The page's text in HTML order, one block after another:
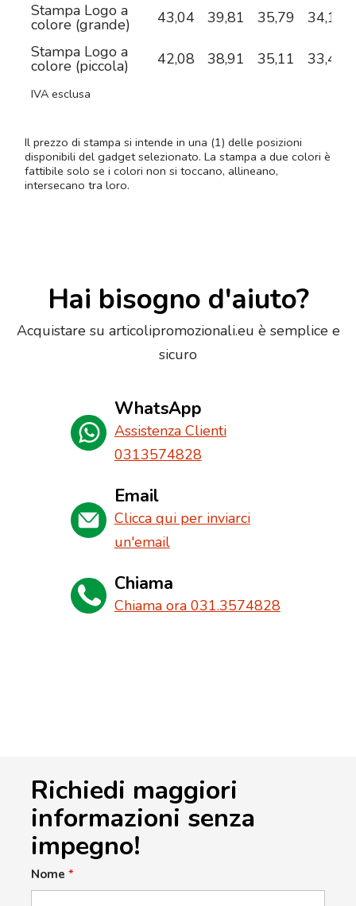
Stampa Logo a
colore (grande) 43,04 39,81 35,79
34,16
Stampa Logo a
colore (piccola) 42,08 38,91 35,11 33,48
IVA esclusa
Il prezzo di stampa si intende in una (1) delle posizioni
disponibili del gadget selezionato. La stampa a due colori è
fattibile solo se i colori non si toccano, allineano,
intersecano tra loro.
Hai bisogno d'aiuto?
Acquistare su articolipromozionali.eu è semplice e
sicuro
WhatsApp
Assistenza Clienti
0313574828
Email
Clicca qui per inviarci
un'email
Chiama
Chiama ora 031.3574828
Richiedi maggiori
informazioni senza
impegno!
Nome *